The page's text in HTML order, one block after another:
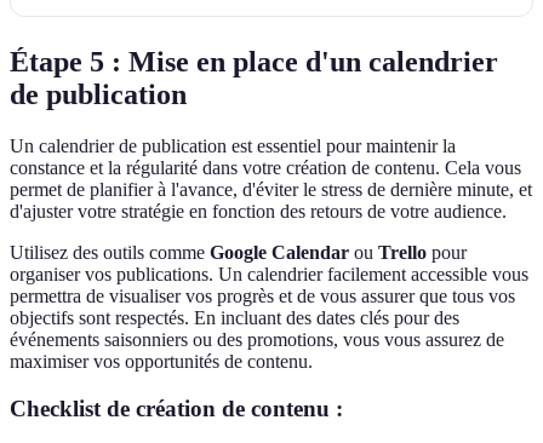
Étape 5 : Mise en place d'un calendrier
de publication
Un calendrier de publication est essentiel pour maintenir la
constance et la régularité dans votre création de contenu. Cela vous
permet de planifier à l'avance, d'éviter le stress de dernière minute, et
d'ajuster votre stratégie en fonction des retours de votre audience.
Utilisez des outils comme Google Calendar ou Trello pour
organiser vos publications. Un calendrier facilement accessible vous
permettra de visualiser vos progrès et de vous assurer que tous vos
objectifs sont respectés. En incluant des dates clés pour des
événements saisonniers ou des promotions, vous vous assurez de
maximiser vos opportunités de contenu.
Checklist de création de contenu :